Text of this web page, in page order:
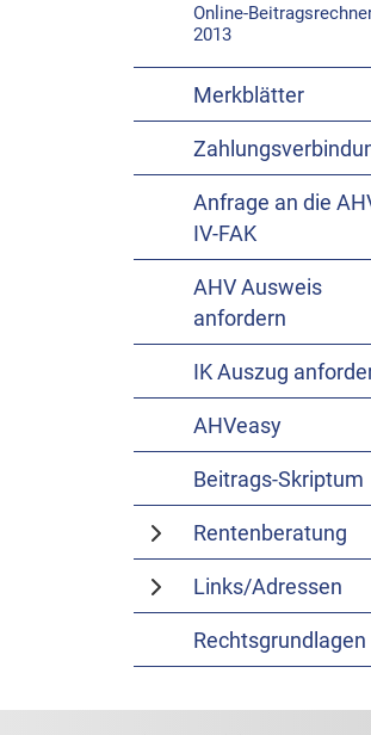
Online-
2013
Merkblätter
Anfrage an die
IV-FAK
AHV Ausweis
anfordern
IK Auszug
AHVeasy
Beitrags-Skriptum
Rentenberatung
Links/Adressen
Rechtsgrundlagen